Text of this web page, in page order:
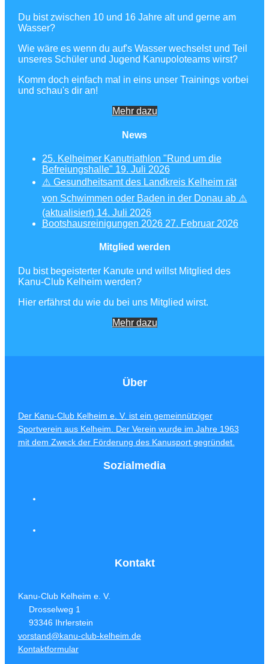
Du bist zwischen 10 und 16 Jahre alt und gerne am
Wasser?
Wie wäre es wenn du auf's Wasser wechselst und Teil
unseres Schüler und Jugend Kanupoloteams wirst?
Komm doch einfach mal in eins unser Trainings vorbei
und schau's dir an!
Mehr dazu
News
25. Kelheimer Kanutriathlon "Rund um die
Befreiungshalle" 19. Juli 2026
⚠️ Gesundheitsamt des Landkreis Kelheim rät
von Schwimmen oder Baden in der Donau ab ⚠️
(aktualisiert) 14. Juli 2026
Bootshausreinigungen 2026 27. Februar 2026
Mitglied werden
Du bist begeisterter Kanute und willst Mitglied des
Kanu-Club Kelheim werden?
Hier erfährst du wie du bei uns Mitglied wirst.
Mehr dazu
Über
Der Kanu-Club Kelheim e. V. ist ein gemeinnütziger
Sportverein aus Kelheim. Der Verein wurde im Jahre 1963
mit dem Zweck der Förderung des Kanusport gegründet.
Sozialmedia
Kontakt
Kanu-Club Kelheim e. V.
Drosselweg 1
93346 Ihrlerstein
vorstand@kanu-club-kelheim.de
Kontaktformular